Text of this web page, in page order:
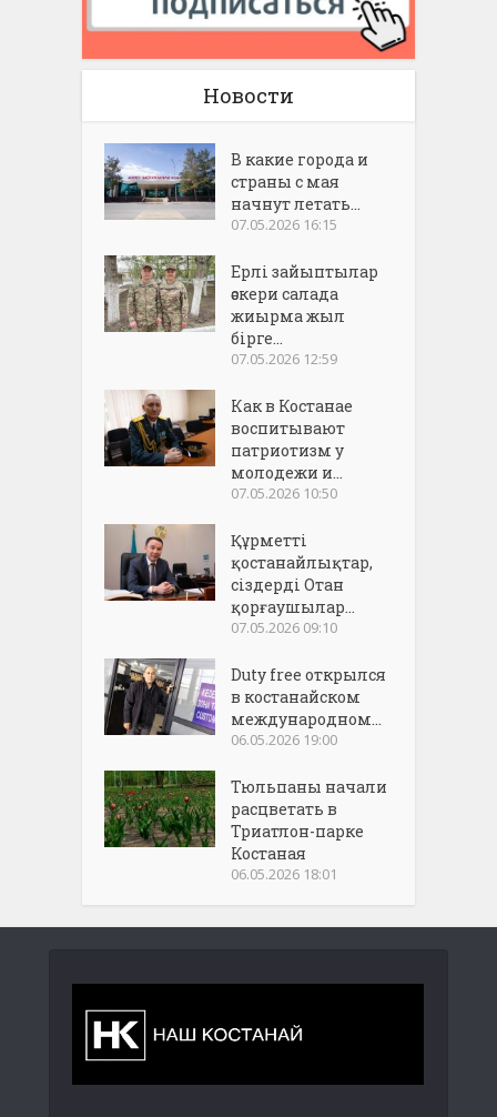
Новости
В какие города и
страны с мая
начнут летать...
07.05.2026 16:15
Ерлі зайыптылар
әскери салада
жиырма жыл
бірге...
07.05.2026 12:59
Как в Костанае
воспитывают
патриотизм у
молодежи и...
07.05.2026 10:50
Құрметті
қостанайлықтар,
сіздерді Отан
қорғаушылар...
07.05.2026 09:10
Duty free открылся
в костанайском
международном...
06.05.2026 19:00
Тюльпаны начали
расцветать в
Триатлон-парке
Костаная
06.05.2026 18:01